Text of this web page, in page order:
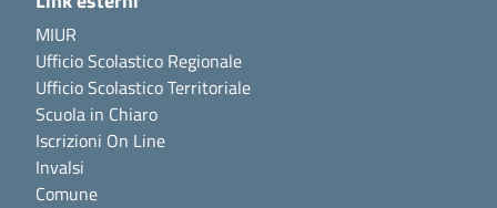
MIUR
Ufficio Scolastico Regionale
Ufficio Scolastico Territoriale
Scuola in Chiaro
Iscrizioni On Line
Invalsi
Comune